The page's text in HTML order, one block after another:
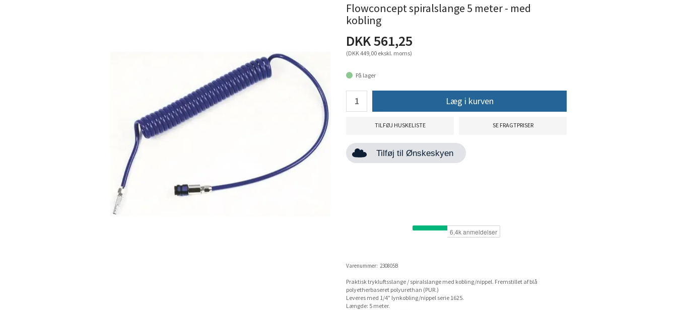
Flowconcept spiralslange 5 meter - med
kobling
DKK 561,25
(DKK 449,00 ekskl. moms)
På lager
Læg i kurven
TILFØJ HUSKELISTE SE FRAGTPRISER
Tilføj til Ønskeskyen
Varenummer: 230805B
Praktisk trykluftsslange / spiralslange med kobling/nippel. Fremstillet af blå
polyetherbaseret polyurethan (PUR.)
Leveres med 1/4" lynkobling/nippel serie 1625.
Længde: 5 meter.